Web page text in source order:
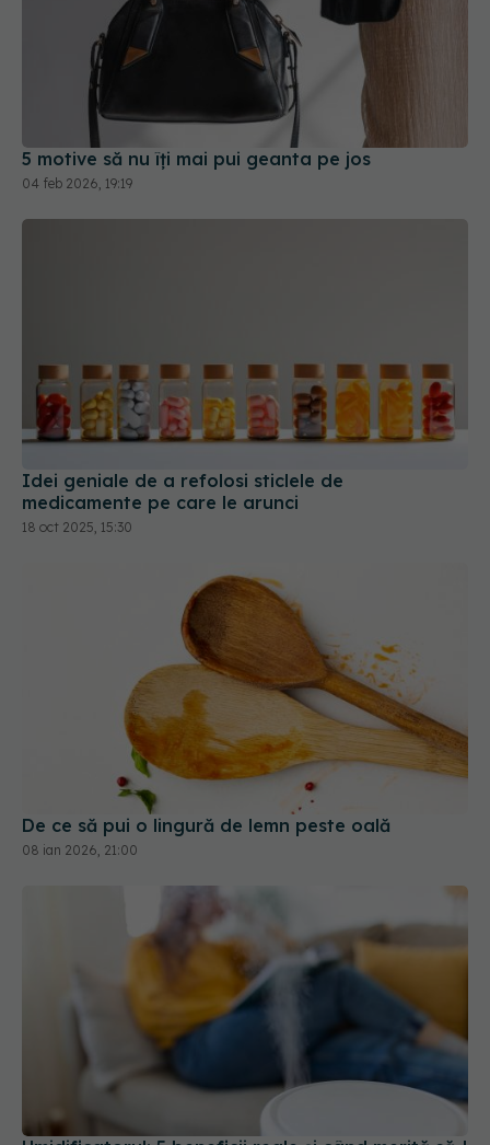
5 motive să nu îți mai pui geanta pe jos
04 feb 2026, 19:19
Idei geniale de a refolosi sticlele de
medicamente pe care le arunci
18 oct 2025, 15:30
De ce să pui o lingură de lemn peste oală
08 ian 2026, 21:00
Umidificatorul: 5 beneficii reale și când merită să-l
18 ian 2026, 08:58